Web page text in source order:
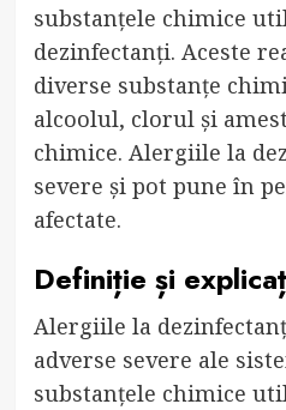
substanțele chimice
dezinfectanți. Aceste
diverse substanțe
alcoolul, clorul și
chimice. Alergiile la
severe și pot pune în
afectate.
Definiție și
Alergiile la
adverse severe ale
substanțele chimice